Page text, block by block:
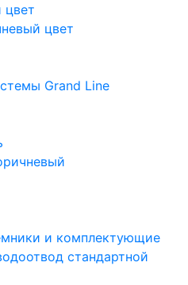
цвет
цвет
Grand Line
и комплектующие
стандартной